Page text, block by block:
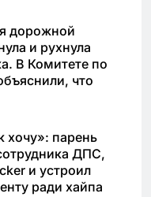
дорожной
и рухнула
В Комитете по
что
хочу»: парень
ДПС,
и устроил
ради хайпа